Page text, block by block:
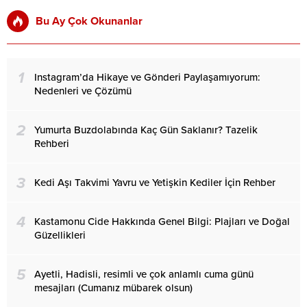
Bu Ay Çok Okunanlar
1
Instagram’da Hikaye ve Gönderi Paylaşamıyorum:
Nedenleri ve Çözümü
2
Yumurta Buzdolabında Kaç Gün Saklanır? Tazelik
Rehberi
3 Kedi Aşı Takvimi Yavru ve Yetişkin Kediler İçin Rehber
4
Kastamonu Cide Hakkında Genel Bilgi: Plajları ve Doğal
Güzellikleri
5
Ayetli, Hadisli, resimli ve çok anlamlı cuma günü
mesajları (Cumanız mübarek olsun)